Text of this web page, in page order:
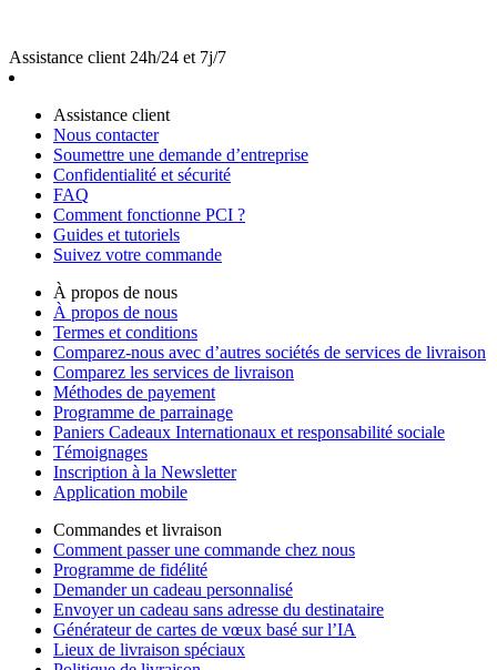
Assistance client 24h/24 et 7j/7
Assistance client
Nous contacter
Soumettre une demande d’entreprise
Confidentialité et sécurité
FAQ
Comment fonctionne PCI ?
Guides et tutoriels
Suivez votre commande
À propos de nous
À propos de nous
Termes et conditions
Comparez-nous avec d’autres sociétés de services de livraison
Comparez les services de livraison
Méthodes de payement
Programme de parrainage
Paniers Cadeaux Internationaux et responsabilité sociale
Témoignages
Inscription à la Newsletter
Application mobile
Commandes et livraison
Comment passer une commande chez nous
Programme de fidélité
Demander un cadeau personnalisé
Envoyer un cadeau sans adresse du destinataire
Générateur de cartes de vœux basé sur l’IA
Lieux de livraison spéciaux